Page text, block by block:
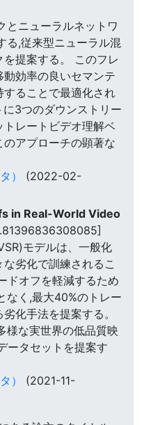
とニューラルネットワ
る,従来型ニューラル混
提案する。 このフレ
効率の良いセマンテ
することで最適化され
3つのダウンストリー
レートビデオ理解ベ
アプローチの顕著な
）
(2022-02-
in Real-World Video
モデルは、一般化
劣化で訓練されるこ
ドオフを軽減するため
なく,最大40%のトレー
化手法を提案する。
様な実世界の低品質映
ータセットを提案す
）
(2021-11-